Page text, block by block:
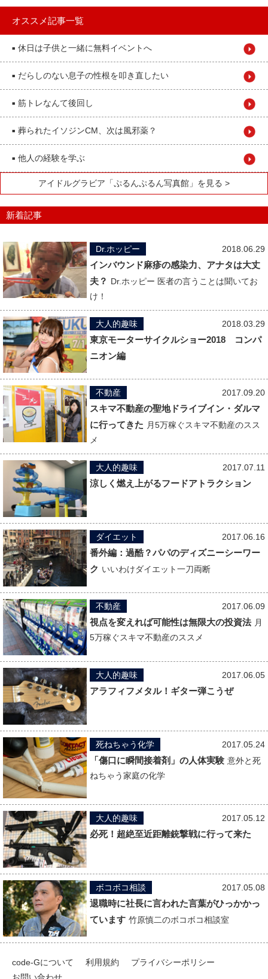
オススメ記事一覧
■ 休日は子供と一緒に無料イベントへ
■ だらしのない息子の性根を叩き直したい
■ 筋トレなんて後回し
■ 葬られたイソジンCM、次は風邪薬？
■ 他人の経験を学ぶ
アイドルグラビア「ぷるんぷるん写真館」を見る >
新着記事
2018.06.29
Dr.ホッピー
インバウンド麻疹の感染力、アナタは大丈
夫？ Dr.ホッピー 医者の言うことは聞いてお
け！
2018.03.29
大人的趣味
東京モーターサイクルショー2018 コンパ
ニオン編
2017.09.20
不動産
スキマ不動産の聖地ドライブイン・ダルマ
に行ってきた 月5万稼ぐスキマ不動産のスス
メ
2017.07.11
大人的趣味
涼しく燃え上がるフードアトラクション
2017.06.16
ダイエット
番外編：過酷？パパのディズニーシーワー
ク いいわけダイエット一刀両断
2017.06.09
不動産
視点を変えれば可能性は無限大の投資法 月
5万稼ぐスキマ不動産のススメ
2017.06.05
大人的趣味
アラフィフメタル！ギター弾こうぜ
2017.05.24
死ねちゃう化学
「傷口に瞬間接着剤」の人体実験 意外と死
ねちゃう家庭の化学
2017.05.12
大人的趣味
必死！超絶至近距離銃撃戦に行って来た
2017.05.08
ボコボコ相談
退職時に社長に言われた言葉がひっかかっ
ています 竹原慎二のボコボコ相談室
code-Gについて 利用規約
プライバシーポリシー